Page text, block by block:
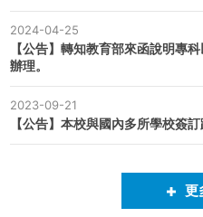
2024-04-25
【公告】轉知教育部來函說明專
辦理。
2023-09-21
【公告】本校與國內多所學校簽
更